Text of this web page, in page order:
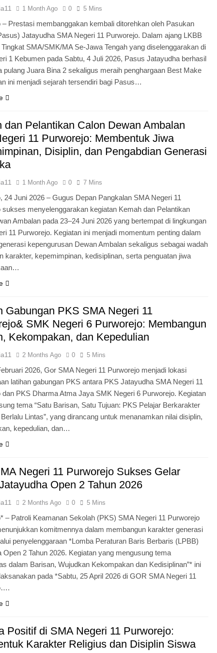
1 Month Ago 0 5 Mins
– Prestasi membanggakan kembali ditorehkan oleh Pasukan
Jatayudha SMA Negeri 11 Purworejo. Dalam ajang LKBB
Tingkat SMA/SMK/MA Se-Jawa Tengah yang diselenggarakan di
1 Kebumen pada Sabtu, 4 Juli 2026, Pasus Jatayudha berhasil
pulang Juara Bina 2 sekaligus meraih penghargaan Best Make
ini menjadi sejarah tersendiri bagi Pasus…
dan Pelantikan Calon Dewan Ambalan
11 Purworejo: Membentuk Jiwa
Disiplin, dan Pengabdian Generasi
1 Month Ago 0 7 Mins
24 Juni 2026 – Gugus Depan Pangkalan SMA Negeri 11
sukses menyelenggarakan kegiatan Kemah dan Pelantikan
Ambalan pada 23–24 Juni 2026 yang bertempat di lingkungan
11 Purworejo. Kegiatan ini menjadi momentum penting dalam
kepengurusan Dewan Ambalan sekaligus sebagai wadah
karakter, kepemimpinan, kedisiplinan, serta penguatan jiwa
Gabungan PKS SMA Negeri 11
SMK Negeri 6 Purworejo: Membangun
Kekompakan, dan Kepedulian
2 Months Ago 0 5 Mins
2026, Gor SMA Negeri 11 Purworejo menjadi lokasi
latihan gabungan PKS antara PKS Jatayudha SMA Negeri 11
dan PKS Dharma Atma Jaya SMK Negeri 6 Purworejo. Kegiatan
tema “Satu Barisan, Satu Tujuan: PKS Pelajar Berkarakter
Lintas”, yang dirancang untuk menanamkan nilai disiplin,
kepedulian, dan…
Negeri 11 Purworejo Sukses Gelar
Open 2 Tahun 2026
2 Months Ago 0 5 Mins
– Patroli Keamanan Sekolah (PKS) SMA Negeri 11 Purworejo
komitmennya dalam membangun karakter generasi
penyelenggaraan *Lomba Peraturan Baris Berbaris (LPBB)
Open 2 Tahun 2026. Kegiatan yang mengusung tema
dalam Barisan, Wujudkan Kekompakan dan Kedisiplinan”* ini
pada *Sabtu, 25 April 2026 di GOR SMA Negeri 11
Positif di SMA Negeri 11 Purworejo:
Karakter Religius dan Disiplin Siswa